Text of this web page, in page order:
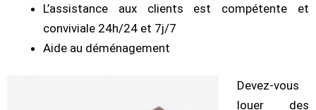
L’assistance aux clients est compétente et
conviviale 24h/24 et 7j/7
Aide au déménagement
Devez-vous
louer des